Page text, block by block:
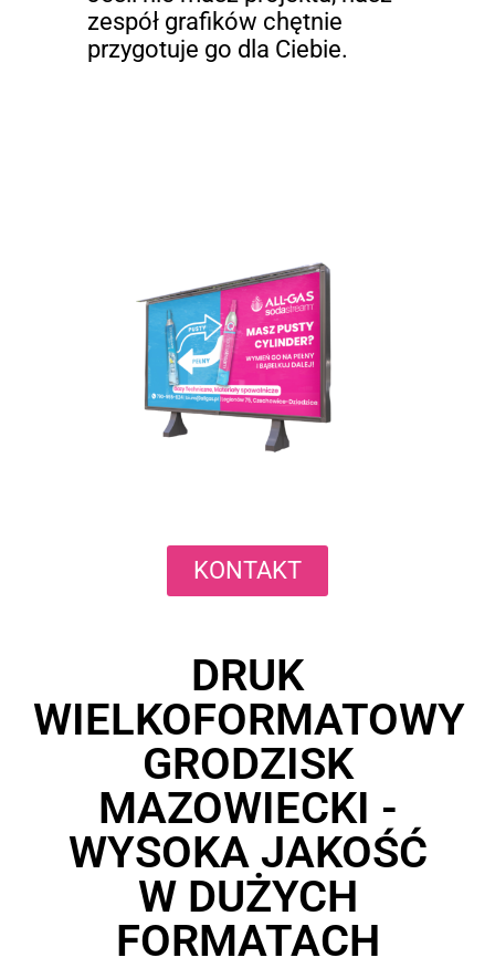
zespół grafików chętnie
przygotuje go dla Ciebie.
DRUK
WIELKOFORMATOWY
GRODZISK
MAZOWIECKI -
WYSOKA JAKOŚĆ
W DUŻYCH
FORMATACH
KONTAKT